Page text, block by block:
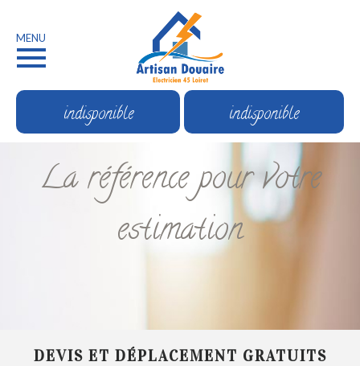
MENU
indisponible indisponible
La référence pour votre
estimation
DEVIS ET DÉPLACEMENT GRATUITS